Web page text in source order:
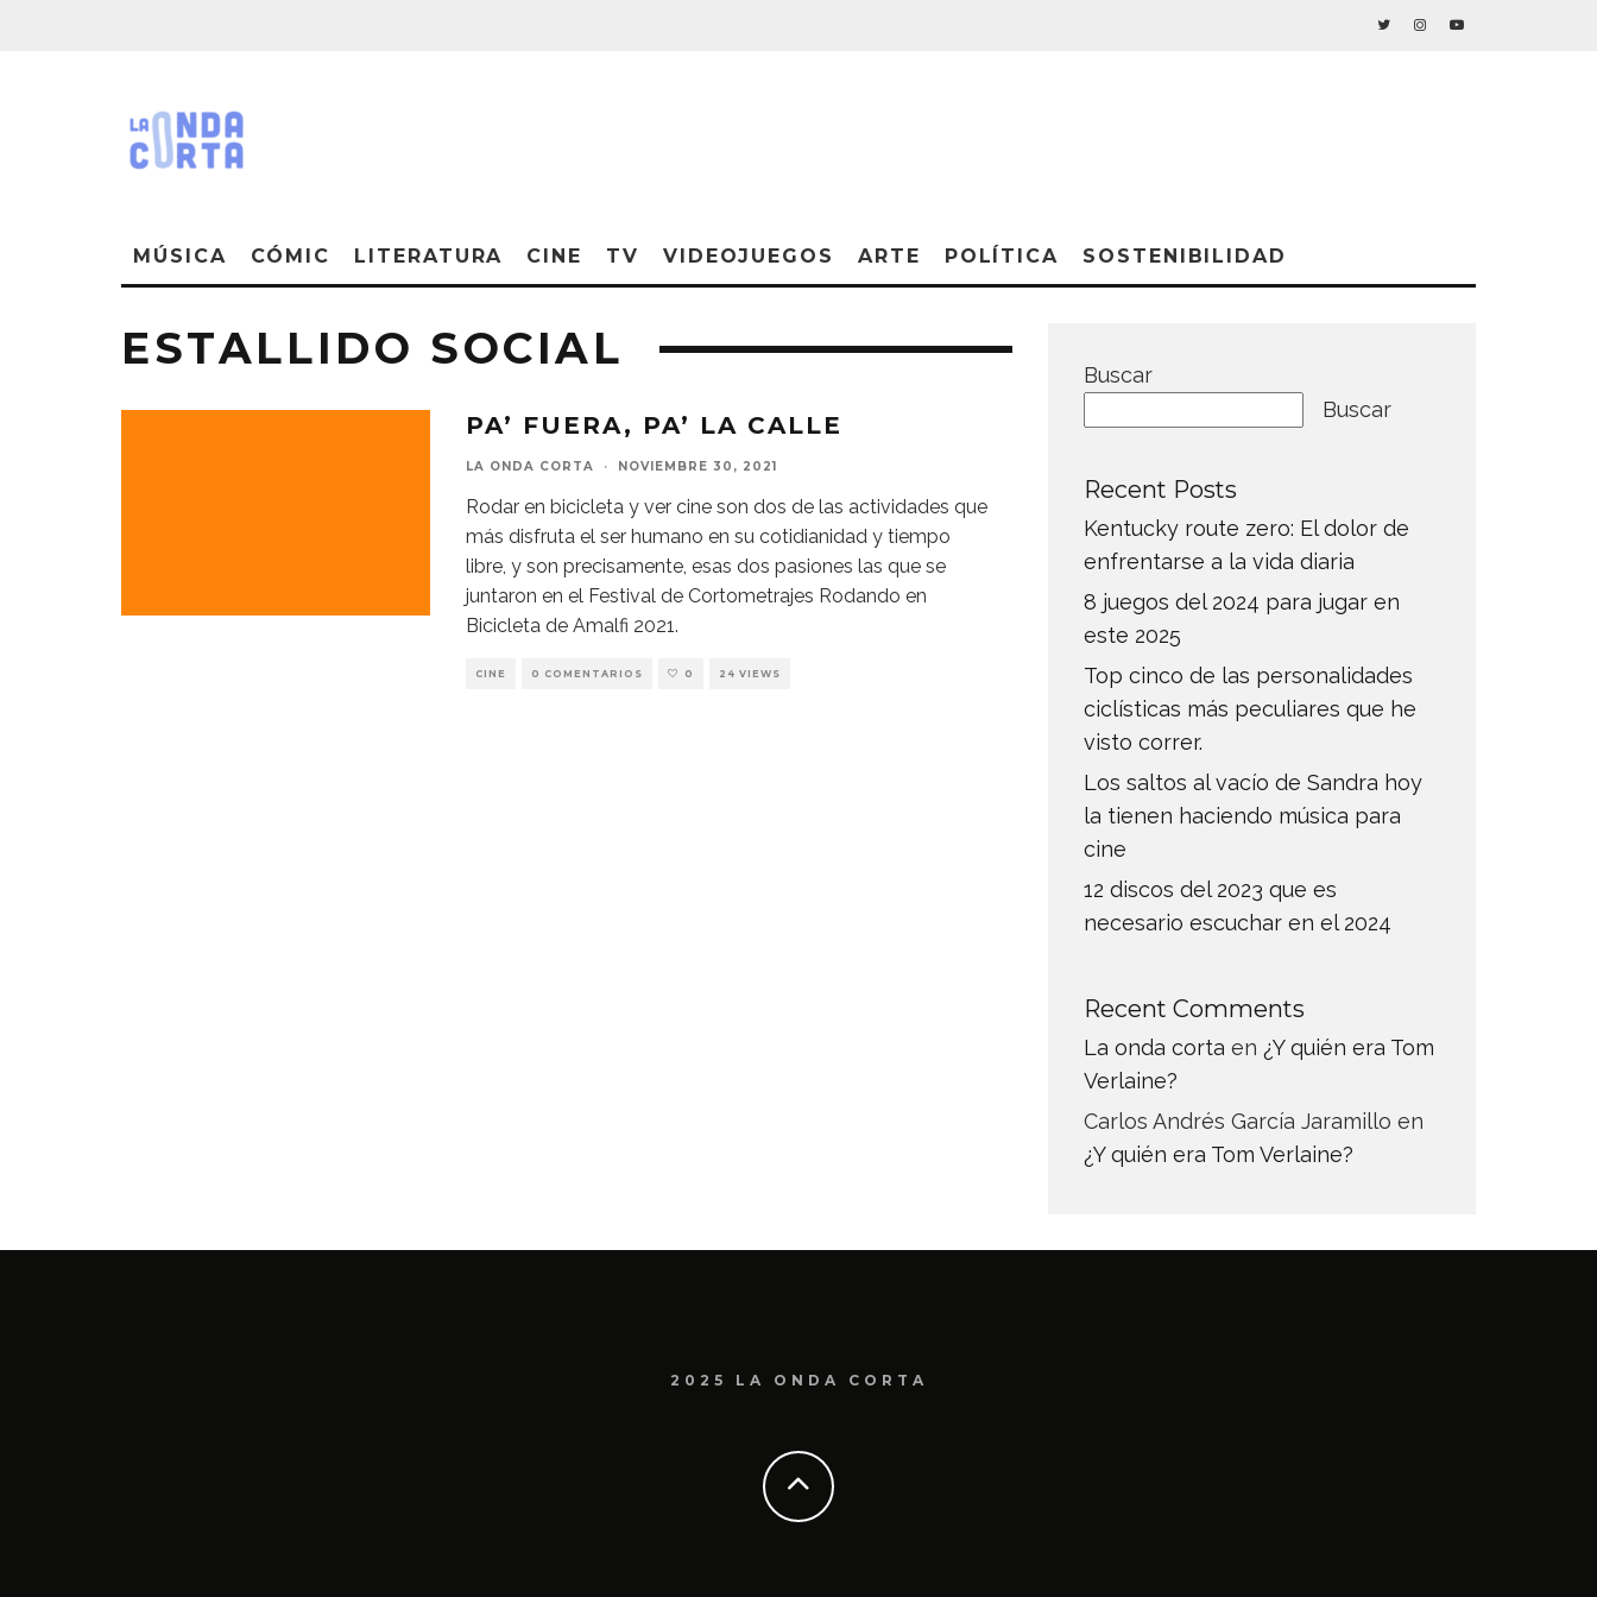
MÚSICA CÓMIC LITERATURA CINE TV VIDEOJUEGOS ARTE POLÍTICA SOSTENIBILIDAD
ESTALLIDO SOCIAL
PA’ FUERA, PA’ LA CALLE
LA ONDA CORTA · NOVIEMBRE 30, 2021
Rodar en bicicleta y ver cine son dos de las actividades que
más disfruta el ser humano en su cotidianidad y tiempo
libre, y son precisamente, esas dos pasiones las que se
juntaron en el Festival de Cortometrajes Rodando en
Bicicleta de Amalfi 2021.
CINE 0 COMENTARIOS 0 24 VIEWS
Buscar
Buscar
Recent Posts
Kentucky route zero: El dolor de
enfrentarse a la vida diaria
8 juegos del 2024 para jugar en
este 2025
Top cinco de las personalidades
ciclísticas más peculiares que he
visto correr.
Los saltos al vacío de Sandra hoy
la tienen haciendo música para
cine
12 discos del 2023 que es
necesario escuchar en el 2024
Recent Comments
La onda corta en ¿Y quién era Tom
Verlaine?
Carlos Andrés García Jaramillo en
¿Y quién era Tom Verlaine?
2025 LA ONDA CORTA